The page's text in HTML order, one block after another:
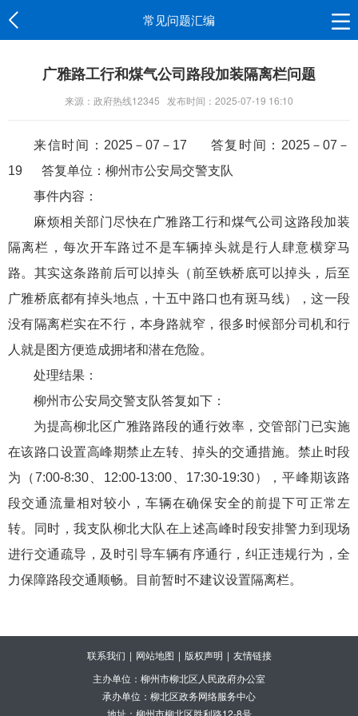
常见问题汇编
广雅路工行和煤气公司路段加装隔离栏问题
来源：政府热线12345 发布时间：2025-07-19 16:10
来信时间：2025－07－17 答复时间：2025－07－
19 答复单位： 柳州市公安局交警支队
事件内容：
麻烦相关部门尽快在广雅路工行和煤气公司这路段加装
隔离栏，每次开车路过不是车辆掉头就是行人肆意横穿马
路。其实这条路前后可以掉头（前至铁桥底可以掉头，后至
广雅桥底都有掉头地点，十五中路口也有斑马线），这一段
没有隔离栏实在不行，本身路就窄，很多时候部分司机和行
人就是图方便造成拥堵和潜在危险。
处理结果：
柳州市公安局交警支队答复如下：
为提高柳北区广雅路路段的通行效率，交管部门已实施
在该路口设置高峰期禁止左转、掉头的交通措施。禁止时段
为（7:00-8:30、12:00-13:00、17:30-19:30），平峰期该路
段交通流量相对较小，车辆在确保安全的前提下可正常左
转。同时，我支队柳北大队在上述高峰时段安排警力到现场
进行交通疏导，及时引导车辆有序通行，纠正违规行为，全
力保障路段交通顺畅。目前暂时不建议设置隔离栏。
联系我们 | 网站地图 | 版权声明 | 友情链接
主办单位：柳州市柳北区人民政府办公室
承办单位：柳北区政务网络服务中心
地址：柳州市柳北区胜利路12-8号